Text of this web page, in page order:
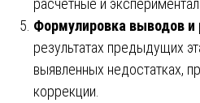
расчётные и
Формулировка выводов и
результатах предыдущих
выявленных недостатках,
коррекции.